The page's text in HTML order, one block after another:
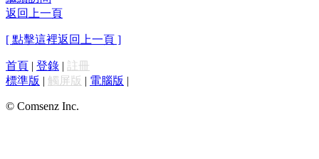
返回上一頁
[ 點擊這裡返回上一頁 ]
首頁 | 登錄 | 註冊
標準版 | 觸屏版 | 電腦版 |
© Comsenz Inc.